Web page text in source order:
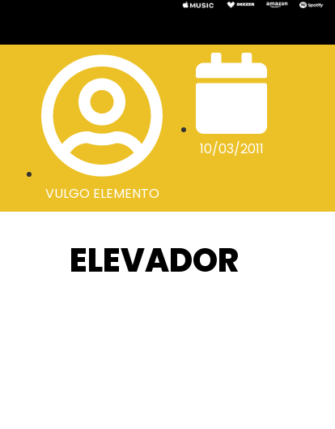
VULGO ELEMENTO
10/03/2011
ELEVADOR